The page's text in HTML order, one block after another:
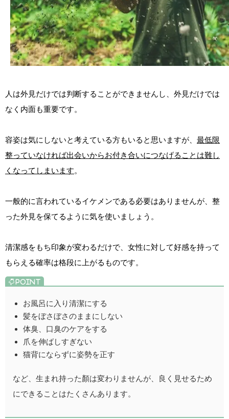
人は外見だけでは判断することができませんし、外見だけでは
なく内面も重要です。
容姿は気にしないと考えている方もいると思いますが、 最低限
整っていなければ出会いからお付き合いにつなげることは難し
くなってしまいます。
一般的に言われているイケメンである必要はありませんが、整
った外見を保てるように気を使いましょう。
清潔感をもち印象が変わるだけで、女性に対して好感を持って
もらえる確率は格段に上がるものです。
お風呂に入り清潔にする
髪をぼさぼさのままにしない
体臭、口臭のケアをする
爪を伸ばしすぎない
猫背にならずに姿勢を正す
など、生まれ持った顏は変わりませんが、良く見せるため
にできることはたくさんあります。